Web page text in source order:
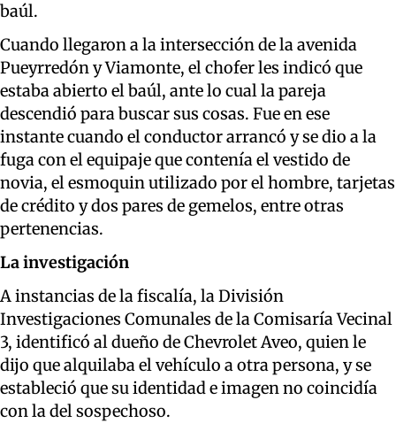
baúl.
Cuando llegaron a la intersección de la avenida
Pueyrredón y Viamonte, el chofer les indicó que
estaba abierto el baúl, ante lo cual la pareja
descendió para buscar sus cosas. Fue en ese
instante cuando el conductor arrancó y se dio a la
fuga con el equipaje que contenía el vestido de
novia, el esmoquin utilizado por el hombre, tarjetas
de crédito y dos pares de gemelos, entre otras
pertenencias.
La investigación
A instancias de la fiscalía, la División
Investigaciones Comunales de la Comisaría Vecinal
3, identificó al dueño de Chevrolet Aveo, quien le
dijo que alquilaba el vehículo a otra persona, y se
estableció que su identidad e imagen no coincidía
con la del sospechoso.